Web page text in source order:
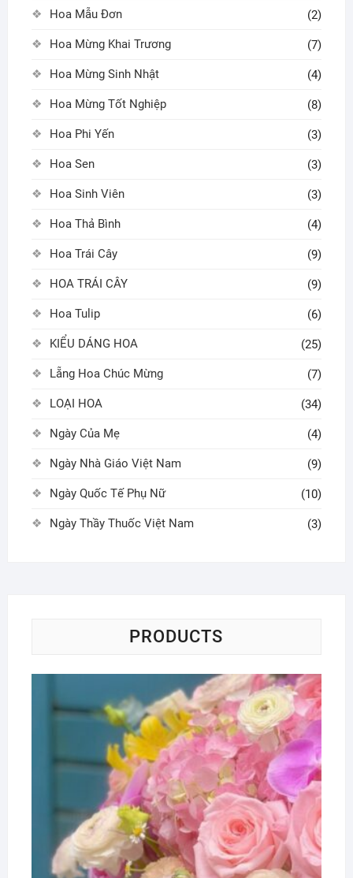
Hoa Mẫu Đơn (2)
Hoa Mừng Khai Trương (7)
Hoa Mừng Sinh Nhật (4)
Hoa Mừng Tốt Nghiệp (8)
Hoa Phi Yến (3)
Hoa Sen (3)
Hoa Sinh Viên (3)
Hoa Thả Bình (4)
Hoa Trái Cây (9)
HOA TRÁI CÂY (9)
Hoa Tulip (6)
KIỂU DÁNG HOA (25)
Lẵng Hoa Chúc Mừng (7)
LOẠI HOA (34)
Ngày Của Mẹ (4)
Ngày Nhà Giáo Việt Nam (9)
Ngày Quốc Tế Phụ Nữ (10)
Ngày Thầy Thuốc Việt Nam (3)
PRODUCTS